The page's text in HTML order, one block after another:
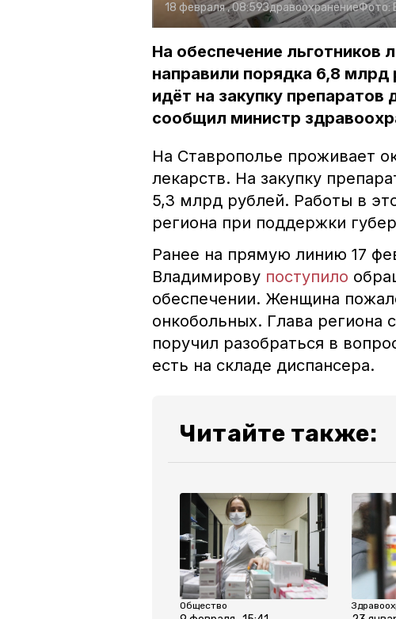
18 февраля , 08:59ЗдравоохранениеФото:
На обеспечение льготников
направили порядка 6,8
идёт на закупку
сообщил министр
На Ставрополье проживает
лекарств. На закупку
5,3 млрд рублей. Работы в
региона при поддержки
Ранее на прямую линию 17
Владимирову поступило
обеспечении. Женщина
онкобольных. Глава
поручил разобраться в
есть на складе диспансера.
Читайте также:
Общество